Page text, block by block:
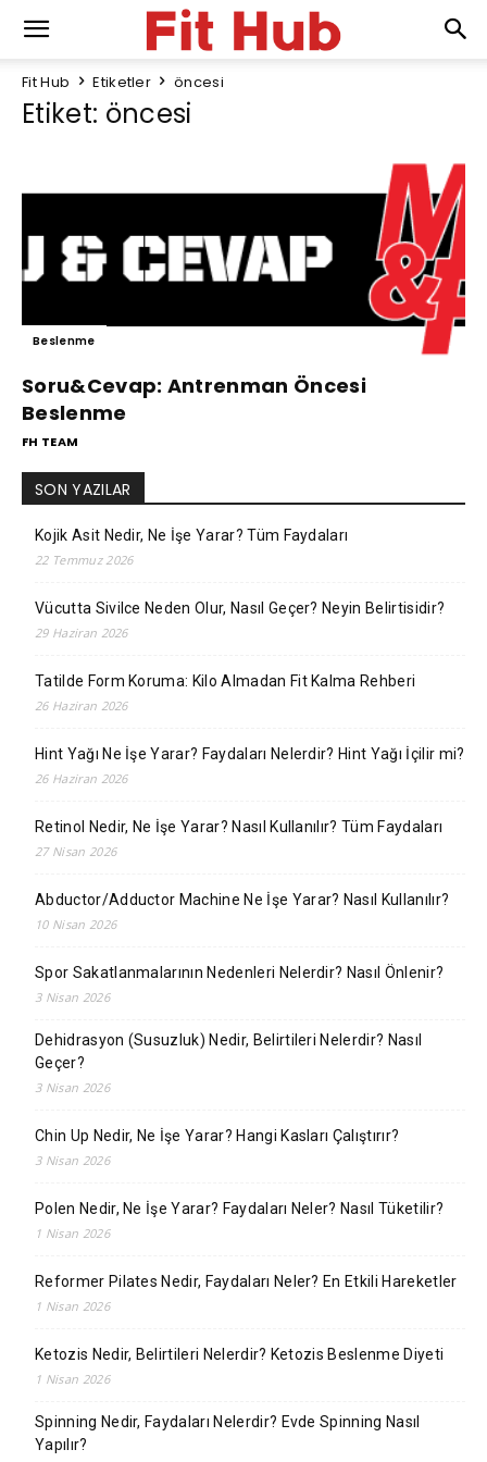
Fit Hub Etiketler öncesi
Etiket: öncesi
Beslenme
Soru&Cevap: Antrenman Öncesi
Beslenme
FH TEAM
SON YAZILAR
Kojik Asit Nedir, Ne İşe Yarar? Tüm Faydaları
22 Temmuz 2026
Vücutta Sivilce Neden Olur, Nasıl Geçer? Neyin Belirtisidir?
29 Haziran 2026
Tatilde Form Koruma: Kilo Almadan Fit Kalma Rehberi
26 Haziran 2026
Hint Yağı Ne İşe Yarar? Faydaları Nelerdir? Hint Yağı İçilir mi?
26 Haziran 2026
Retinol Nedir, Ne İşe Yarar? Nasıl Kullanılır? Tüm Faydaları
27 Nisan 2026
Abductor/Adductor Machine Ne İşe Yarar? Nasıl Kullanılır?
10 Nisan 2026
Spor Sakatlanmalarının Nedenleri Nelerdir? Nasıl Önlenir?
3 Nisan 2026
Dehidrasyon (Susuzluk) Nedir, Belirtileri Nelerdir? Nasıl
Geçer?
3 Nisan 2026
Chin Up Nedir, Ne İşe Yarar? Hangi Kasları Çalıştırır?
3 Nisan 2026
Polen Nedir, Ne İşe Yarar? Faydaları Neler? Nasıl Tüketilir?
1 Nisan 2026
Reformer Pilates Nedir, Faydaları Neler? En Etkili Hareketler
1 Nisan 2026
Ketozis Nedir, Belirtileri Nelerdir? Ketozis Beslenme Diyeti
1 Nisan 2026
Spinning Nedir, Faydaları Nelerdir? Evde Spinning Nasıl
Yapılır?